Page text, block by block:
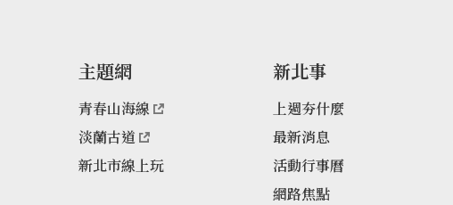
主題網
青春山海線
淡蘭古道
新北市線上玩
新北事
上週夯什麼
最新消息
活動行事曆
網路焦點